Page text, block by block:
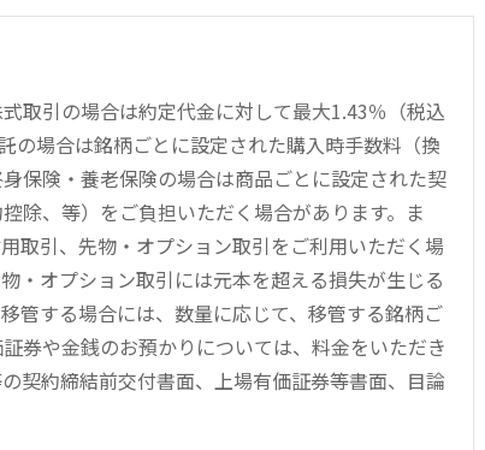
取引の場合は約定代金に対して最大1.43％（税込
の場合は銘柄ごとに設定された購入時手数料（換
保険・養老保険の場合は商品ごとに設定された契
除、等）をご負担いただく場合があります。ま
取引、先物・オプション取引をご利用いただく場
・オプション取引には元本を超える損失が生じる
管する場合には、数量に応じて、移管する銘柄ご
券や金銭のお預かりについては、料金をいただき
契約締結前交付書面、上場有価証券等書面、目論